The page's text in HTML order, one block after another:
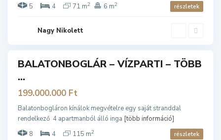
5
4 71 m2 6 m2 részletek
Nagy Nikolett
g
BALATONBOGLÁR – VÍZPARTI – TÖBB
...
199.000.000 Ft
Balatonbogláron kínálok megvételre egy saját stranddal
rendelkező 4 apartmanból álló inga [több információ]
8
4 115 m2 részletek